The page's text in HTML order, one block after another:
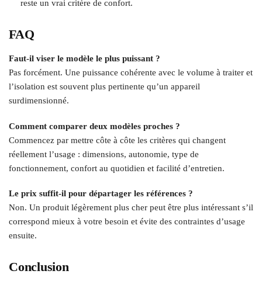
reste un vrai critère de confort.
FAQ
Faut-il viser le modèle le plus puissant ?
Pas forcément. Une puissance cohérente avec le volume à traiter et
l’isolation est souvent plus pertinente qu’un appareil
surdimensionné.
Comment comparer deux modèles proches ?
Commencez par mettre côte à côte les critères qui changent
réellement l’usage : dimensions, autonomie, type de
fonctionnement, confort au quotidien et facilité d’entretien.
Le prix suffit-il pour départager les références ?
Non. Un produit légèrement plus cher peut être plus intéressant s’il
correspond mieux à votre besoin et évite des contraintes d’usage
ensuite.
Conclusion